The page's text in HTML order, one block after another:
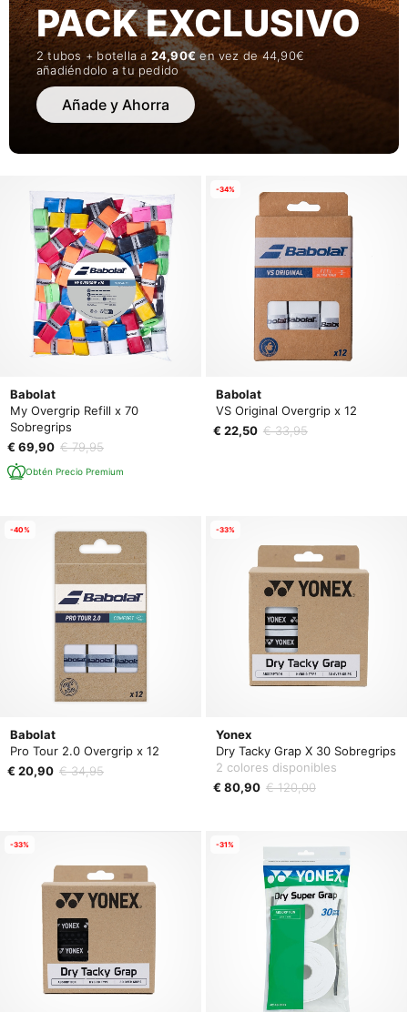
PACK EXCLUSIVO
2 tubos + botella a24,90€en vez de 44,90€
añadiéndolo a tu pedido
Añade y Ahorra
Babolat
My Overgrip Refill x 70
Sobregrips
€ 69,90 € 79,95
Obtén Precio Premium
Babolat
VS Original Overgrip x 12
€ 22,50 € 33,95
-34%
Babolat
Pro Tour 2.0 Overgrip x 12
€ 20,90 € 34,95
-40%
Yonex
Dry Tacky Grap X 30 Sobregrips
2 colores disponibles
€ 80,90 € 120,00
-33%
-33% -31%